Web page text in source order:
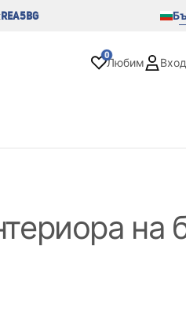
REA5BG
0
Любим Вход
на